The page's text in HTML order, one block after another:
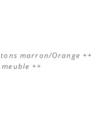
marron/Orange ++
++